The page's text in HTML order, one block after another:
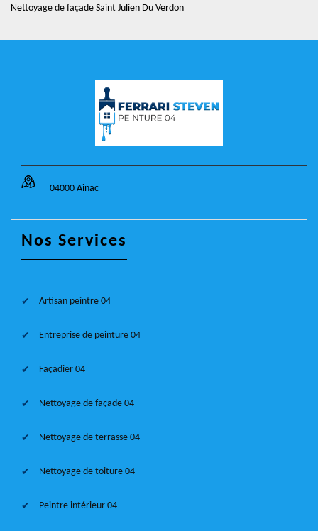
Nettoyage de façade Saint Julien Du Verdon
04000 Ainac
Nos Services
Artisan peintre 04
Entreprise de peinture 04
Façadier 04
Nettoyage de façade 04
Nettoyage de terrasse 04
Nettoyage de toiture 04
Peintre intérieur 04